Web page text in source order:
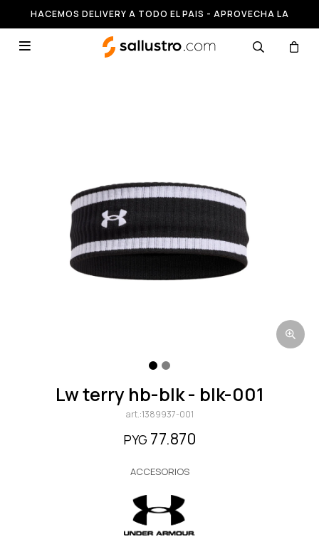
HACEMOS DELIVERY A TODO EL PAIS - APROVECHA LA
RUNNING HASTA 50% OFF

lw terry hb-blk - blk-001
1389937-001
PYG 77.870
ACCESORIOS